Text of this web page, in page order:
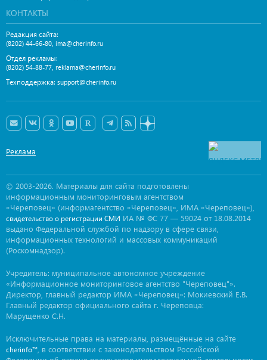
КОНТАКТЫ
Редакция сайта:
(8202) 44-66-80, ima@cherinfo.ru
Отдел рекламы:
(8202) 54-88-77, reklama@cherinfo.ru
Техподдержка: support@cherinfo.ru
Реклама
© 2003-2026. Материалы для сайта подготовлены
информационным мониторинговым агентством
«Череповец» (информагентство «Череповец», ИМА «Череповец»),
свидетельство о регистрации СМИ ИА № ФС 77 — 59024 от 18.08.2014
выдано Федеральной службой по надзору в сфере связи,
информационных технологий и массовых коммуникаций
(Роскомнадзор).
Учредитель: муниципальное автономное учреждение
«Информационное мониторинговое агентство "Череповец"».
Директор, главный редактор ИМА «Череповец»: Мокиевский Е.В.
Главный редактор официального сайта г. Череповца:
Марущенко С.Н.
Исключительные права на материалы, размещённые на сайте
cherinfo™ , в соответствии с законодательством Российской